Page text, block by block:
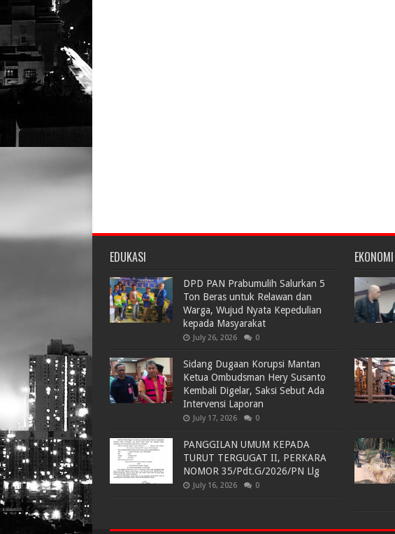
EDUKASI
DPD PAN Prabumulih Salurkan 5
Ton Beras untuk Relawan dan
Warga, Wujud Nyata Kepedulian
kepada Masyarakat
July 26, 2026 0
Sidang Dugaan Korupsi Mantan
Ketua Ombudsman Hery Susanto
Kembali Digelar, Saksi Sebut Ada
Intervensi Laporan
July 17, 2026 0
PANGGILAN UMUM KEPADA
TURUT TERGUGAT II, PERKARA
NOMOR 35/Pdt.G/2026/PN Llg
July 16, 2026 0
EKONOMI